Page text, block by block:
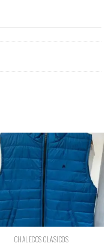
CHALECOS CLASICOS